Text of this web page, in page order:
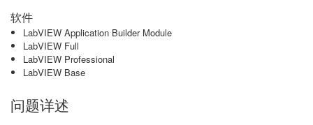
软件
LabVIEW Application Builder Module
LabVIEW Full
LabVIEW Professional
LabVIEW Base
问题详述